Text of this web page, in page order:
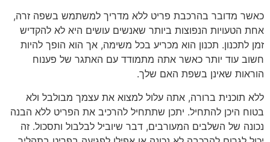
כאשר מדובר בהרכבת פריט ללא מדריך למשתמש בשפה זרה,
אחת הטעויות הנפוצות ביותר שאנשים עושים היא לא להקדיש
זמן לתכנון. תכנון הוא מכריע בכל משימה, אך הוא הופך להיות
חשוב עוד יותר כאשר אתה מתמודד עם האתגר של פענוח
הוראות שאינן בשפת האם שלך.
ללא תוכנית ברורה, אתה עלול למצוא את עצמך מבולבל ולא
בטוח היכן להתחיל. יתכן שתתחיל להרכיב את הפריט ללא הבנה
נכונה של השלבים המעורבים, דבר שיוביל לבלבול ותסכול. זה